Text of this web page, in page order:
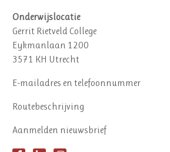
Onderwijslocatie
Gerrit Rietveld College
Eykmanlaan 1200
3571 KH Utrecht
E-mailadres en telefoonnummer
Routebeschrijving
Aanmelden nieuwsbrief